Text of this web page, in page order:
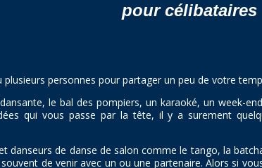
pour célibataires
personnes pour partager un peu de votre
le bal des pompiers, un karaoké, un week-
qui vous passe par la tête, il y a surement
danseurs de danse de salon comme le tango, la
de venir avec un ou une partenaire. Alors si